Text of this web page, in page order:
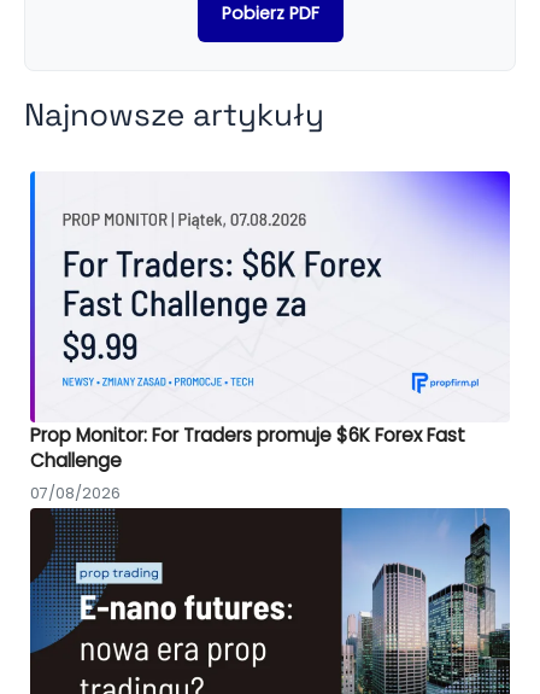
Pobierz PDF
Najnowsze artykuły
Prop Monitor: For Traders promuje $6K Forex Fast
Challenge
07/08/2026